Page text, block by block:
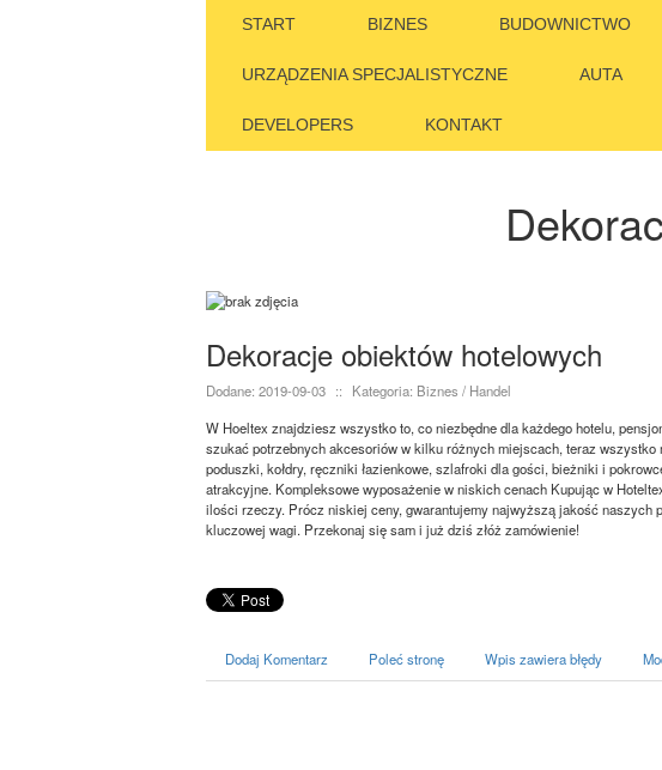
START BIZNES BUDOWNICTWO
URZĄDZENIA SPECJALISTYCZNE AUTA
DEVELOPERS KONTAKT
Dekoracje obiektów hotelowych
Dodane: 2019-09-03 ::
Kategoria: Biznes / Handel
W Hoeltex znajdziesz wszystko to, co niezbędne dla każdego hotelu,
szukać potrzebnych akcesoriów w kilku różnych miejscach, teraz
poduszki, kołdry, ręczniki łazienkowe, szlafroki dla gości, bieżniki i
atrakcyjne. Kompleksowe wyposażenie w niskich cenach Kupując w
ilości rzeczy. Prócz niskiej ceny, gwarantujemy najwyższą jakość naszych
kluczowej wagi. Przekonaj się sam i już dziś złóż zamówienie!
Dodaj Komentarz Poleć stronę Wpis zawiera błędy